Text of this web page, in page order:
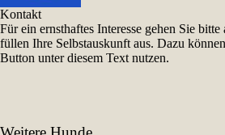
Kontakt
Für ein ernsthaftes Interesse gehen Sie
füllen Ihre Selbstauskunft aus. Dazu
Button unter diesem Text nutzen.